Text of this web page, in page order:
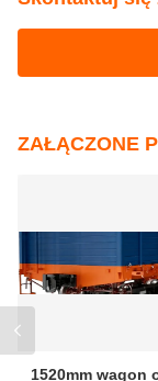
ZAŁĄCZONE
1520mm wagon